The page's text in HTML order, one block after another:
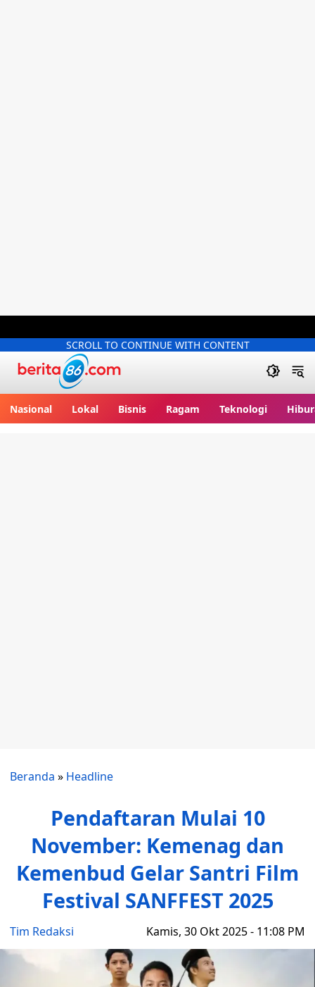
SCROLL TO CONTINUE WITH CONTENT
Nasional Lokal Bisnis Ragam Teknologi
Beranda » Headline
Pendaftaran Mulai 10
November: Kemenag dan
Kemenbud Gelar Santri Film
Festival SANFFEST 2025
Tim Redaksi Kamis, 30 Okt 2025 - 11:08 PM